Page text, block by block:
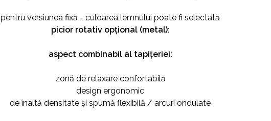
pentru versiunea fixă ​​- culoarea lemnului poate fi selectată
picior rotativ opțional (metal):
aspect combinabil al tapițeriei:
zonă de relaxare confortabilă
design ergonomic
de înaltă densitate și spumă flexibilă / arcuri ondulate